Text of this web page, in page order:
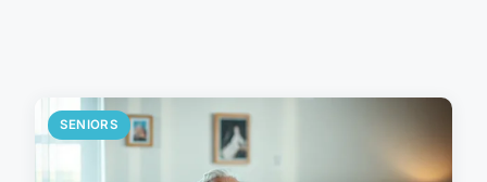
SENIORS